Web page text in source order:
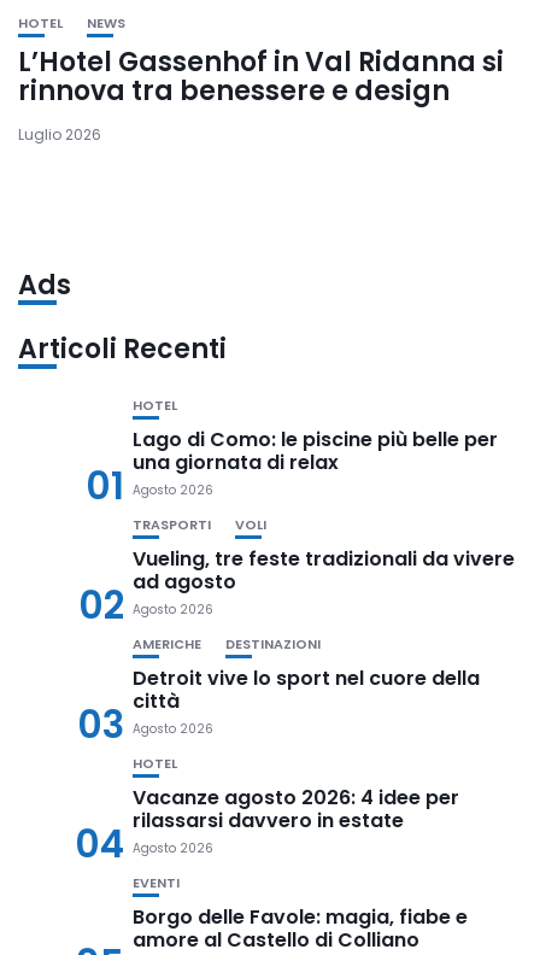
HOTEL NEWS
L’Hotel Gassenhof in Val Ridanna si
rinnova tra benessere e design
Luglio 2026
Ads
Articoli Recenti
01
HOTEL
Lago di Como: le piscine più belle per
una giornata di relax
Agosto 2026
02
TRASPORTI VOLI
Vueling, tre feste tradizionali da vivere
ad agosto
Agosto 2026
03
AMERICHE DESTINAZIONI
Detroit vive lo sport nel cuore della
città
Agosto 2026
04
HOTEL
Vacanze agosto 2026: 4 idee per
rilassarsi davvero in estate
Agosto 2026
EVENTI
Borgo delle Favole: magia, fiabe e
amore al Castello di Colliano